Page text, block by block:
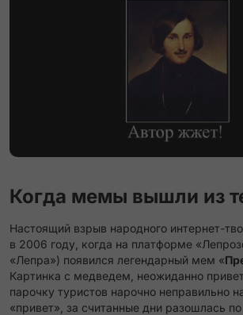
Когда мемы вышли из
Настоящий взрыв народного интернет-
в 2006 году, когда на платформе
«Лепра») появился легендарный мем «
Картинка с медведем, неожиданно
парочку туристов нарочно неправильно
«привет», за считанные дни разошлась